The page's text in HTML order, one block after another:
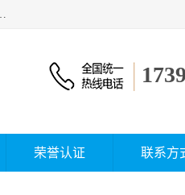
业的物流服务和*的运输能力，公司致力于为客户提供安全、可靠的物流解决方案，满足多样化的运输需求，助力企业*运营。
荣誉认证 联系方